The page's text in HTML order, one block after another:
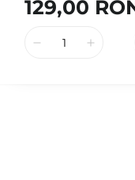
129,00